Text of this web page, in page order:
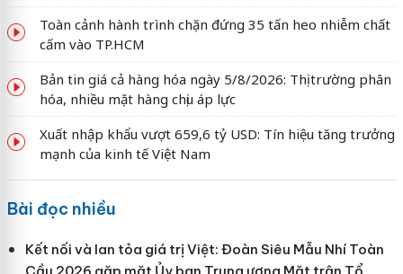
Toàn cảnh hành trình chặn đứng 35 tấn heo nhiễm chất
cấm vào TP.HCM
Bản tin giá cả hàng hóa ngày 5/8/2026: Thị trường phân
hóa, nhiều mặt hàng chịu áp lực
Xuất nhập khẩu vượt 659,6 tỷ USD: Tín hiệu tăng trưởng
mạnh của kinh tế Việt Nam
Bài đọc nhiều
Kết nối và lan tỏa giá trị Việt: Đoàn Siêu Mẫu Nhí Toàn